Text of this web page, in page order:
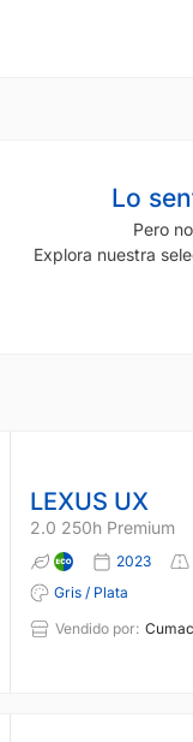
Lo
Pero
Explora nuestra
LEXUS UX
2.0 250h Premium
2023
Gris / Plata
Vendido por: